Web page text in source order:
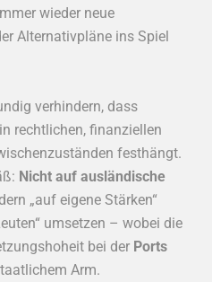
wieder neue
Alternativpläne ins Spiel
verhindern, dass
rechtlichen, finanziellen
festhängt.
Nicht auf ausländische
„auf eigene Stärken“
umsetzen – wobei die
bei der Ports
Arm.